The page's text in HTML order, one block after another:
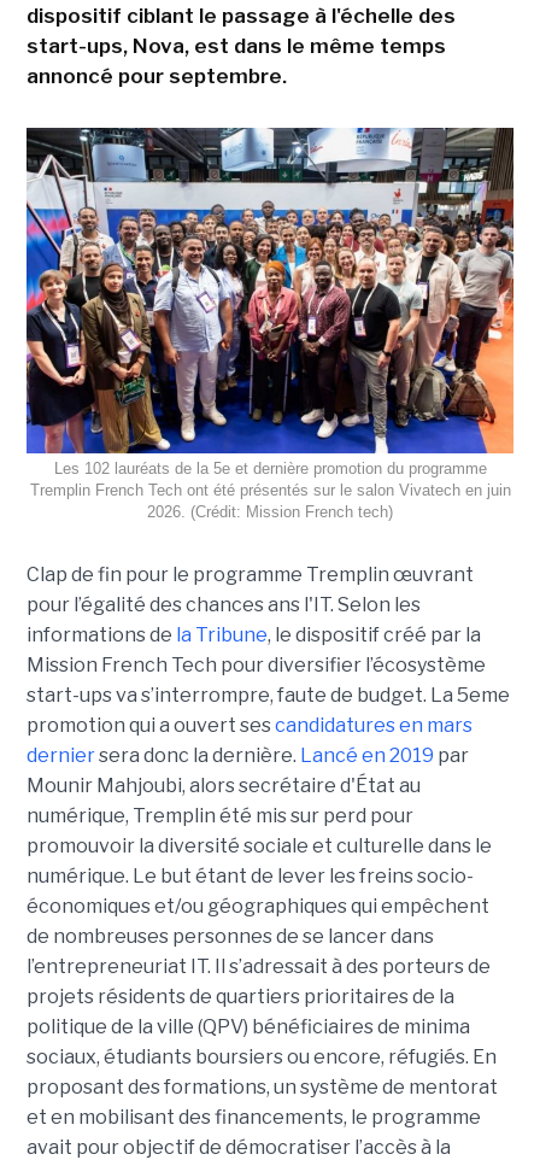
dispositif ciblant le passage à l'échelle des
start-ups, Nova, est dans le même temps
annoncé pour septembre.
Les 102 lauréats de la 5e et dernière promotion du programme
Tremplin French Tech ont été présentés sur le salon Vivatech en juin
2026. (Crédit: Mission French tech)
Clap de fin pour le programme Tremplin œuvrant
pour l’égalité des chances ans l'IT. Selon les
informations de la Tribune, le dispositif créé par la
Mission French Tech pour diversifier l’écosystème
start-ups va s’interrompre, faute de budget. La 5eme
promotion qui a ouvert sescandidatures en mars
derniersera donc la dernière. Lancé en 2019 par
Mounir Mahjoubi, alors secrétaire d'État au
numérique, Tremplin été mis sur perd pour
promouvoir la diversité sociale et culturelle dans le
numérique. Le but étant de lever les freins socio-
économiques et/ou géographiques qui empêchent
de nombreuses personnes de se lancer dans
l’entrepreneuriat IT. Il s’adressait à des porteurs de
projets résidents de quartiers prioritaires de la
politique de la ville (QPV) bénéficiaires de minima
sociaux, étudiants boursiers ou encore, réfugiés. En
proposant des formations, un système de mentorat
et en mobilisant des financements, le programme
avait pour objectif de démocratiser l’accès à la